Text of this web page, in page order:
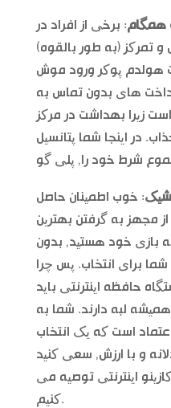
همگام: برخی از افراد در
تمرکز (به طور بالقوه)
هولدم پوکر ورود موش
های بدون تماس به
زیرا بهداشت در مرکز
در اینجا شما پتانسیل
شیک: خوب اطمینان حاصل
مجهز به گرفتن بهترین
بازی خود هستید, بدون
برای انتخاب. پس چرا
حافظه اینترنتی باید
لبه دارند. شما به
است که یک انتخاب
و با ارزش, سعی کنید
اینترنتی توصیه می
کنیم.